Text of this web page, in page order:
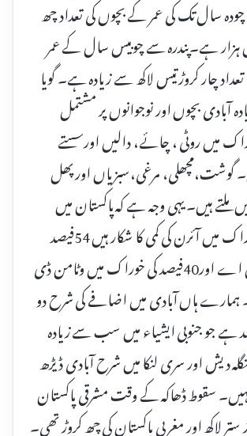
سال تک کی عمر کے بچوں کی تعداد چھ
ہزار ہے۔پندرہ سے چوبیس سال کے عمر
چار کروڑ تیس لاکھ سے زیادہ ہے۔ گویا
آبادی بچوں اور نوجوانوں پر مشتمل
میں روٹی ، چائے، دالیں اورسستے
گوشت،مچھلی، مرغی،سبزیاں اور پھل
ملتے ہیں۔ یہی وجہ ہے کہ پاکستان میں
64فیصد بچے خوراک میں آئرن کی کمی کا شکار ہیں 54فیصد
بچوں میں وٹامن اے اور40فیصد کی خوراک میں وٹامن ڈی
ہمارے ہاں آبادی میں اضافے کی شرح دو
ہے جو جنوبی ایشیاء میں سب سے زیادہ
دیش اور سری لنکا میں شرح آبادی ڈیڑھ
سقوط ڈھاکہ کے وقت مشرقی پاکستان
لاکھ اور مغربی پاکستان کی چھ کروڑ تھی۔